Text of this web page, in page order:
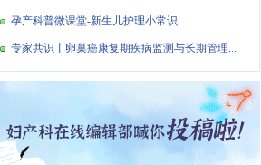
孕产科普微课堂-新生儿护理小常识
专家共识丨卵巢癌康复期疾病监测与长期管理...